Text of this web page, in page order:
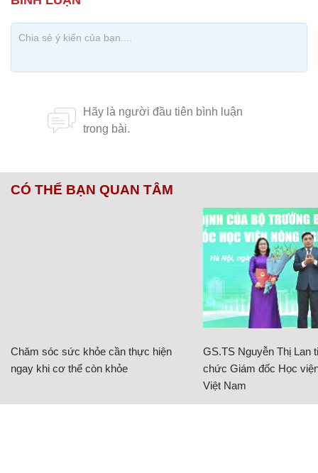
CÓ THỂ BẠN QUAN TÂM
Chăm sóc sức khỏe cần thực hiện
ngay khi cơ thể còn khỏe
GS.TS Nguyễn Thị Lan
chức Giám đốc Học
Việt Nam